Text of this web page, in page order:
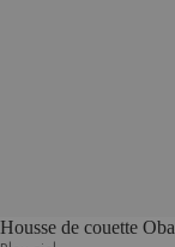
Housse de couette Oba